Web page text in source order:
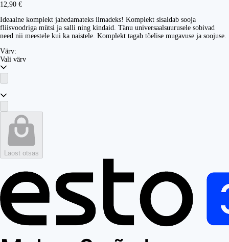
12,90 €
Ideaalne komplekt jahedamateks ilmadeks! Komplekt sisaldab sooja
fliisvoodriga mütsi ja salli ning kindaid. Tänu universaalsuurusele sobivad
need nii meestele kui ka naistele. Komplekt tagab tõelise mugavuse ja soojuse.
Värv:
Vali värv
Laost otsas